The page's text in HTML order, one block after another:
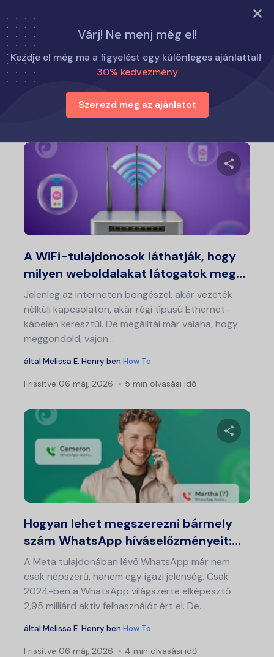
PRÓBÁLJA KI MOST
Várj! Ne menj még el!
Kezdje el még ma a figyelést egy különleges ajánlattal!
30% kedvezmény
Szerezd meg az ajánlatot
Otthon Hogyan kell
Hogyan kell
Ossza
A WiFi-tulajdonosok láthatják, hogy
milyen weboldalakat látogatok meg…
Jelenleg az interneten böngészel, akár vezeték
nélküli kapcsolaton, akár régi típusú Ethernet-
kábelen keresztül. De megálltál már valaha, hogy
meggondold, vajon...
által Melissa E. Henry ben How To
Frissítve 06 máj, 2026 5 min olvasási idő
Ossza
Hogyan lehet megszerezni bármely
szám WhatsApp híváselőzményeit:…
A Meta tulajdonában lévő WhatsApp már nem
csak népszerű, hanem egy igazi jelenség. Csak
2024-ben a WhatsApp világszerte elképesztő
2,95 milliárd aktív felhasználót ért el. De...
által Melissa E. Henry ben How To
Frissítve 06 máj, 2026 4 min olvasási idő